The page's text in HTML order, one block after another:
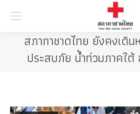
สภากาชาดไทย ยังคงเดิน
ประสบภัย น้ำท่วมภาคใต้